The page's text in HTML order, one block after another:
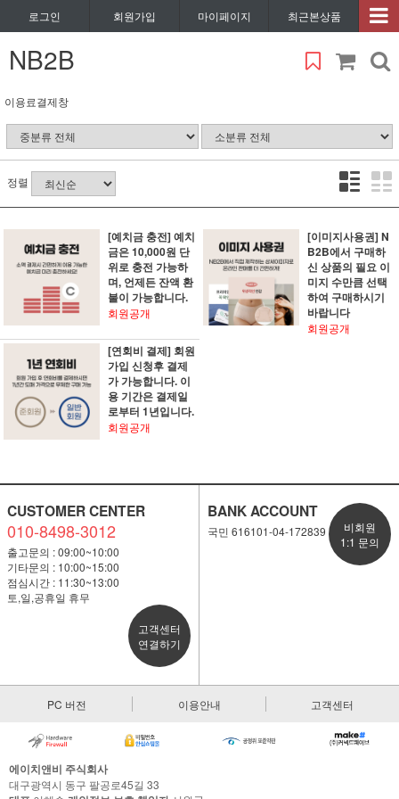
로그인 회원가입 마이페이지 최근본상품
NB2B
이용료결제창
정렬
[예치금 충전] 예치
금은 10,000원 단
위로 충전 가능하
며, 언제든 잔액 환
불이 가능합니다.
회원공개
[이미지사용권] N
B2B에서 구매하
신 상품의 필요 이
미지 수만큼 선택
하여 구매하시기
바랍니다
회원공개
[연회비 결제] 회원
가입 신청후 결제
가 가능합니다. 이
용 기간은 결제일
로부터 1년입니다.
회원공개
CUSTOMER CENTER
010-8498-3012
출고문의 : 09:00~10:00
기타문의 : 10:00~15:00
점심시간 : 11:30~13:00
토,일,공휴일 휴무
고객센터
연결하기
BANK ACCOUNT
국민 616101-04-172839
비회원
1:1 문의
PC 버전 이용안내 고객센터
에이치앤비 주식회사
대구광역시 동구 팔공로45길 33